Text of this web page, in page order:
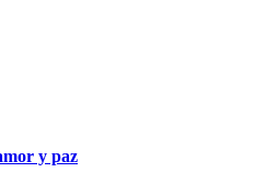
y paz